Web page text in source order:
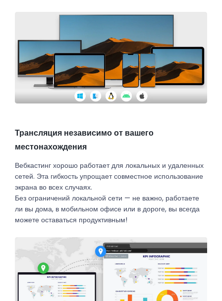
Трансляция независимо от вашего
местонахождения
Вебкастинг хорошо работает для локальных и удаленных
сетей. Эта гибкость упрощает совместное использование
экрана во всех случаях.
Без ограничений локальной сети — не важно, работаете
ли вы дома, в мобильном офисе или в дороге, вы всегда
можете оставаться продуктивным!